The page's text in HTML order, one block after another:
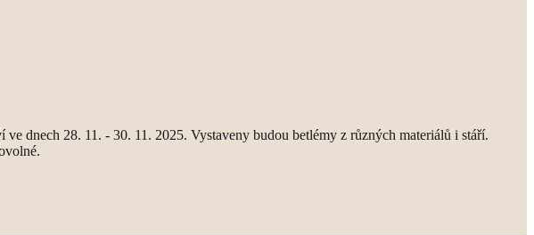
dnech 28. 11. - 30. 11. 2025. Vystaveny budou betlémy z různých materiálů i stáří.